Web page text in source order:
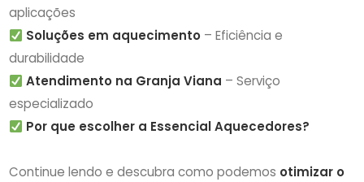
aplicações
Soluções em aquecimento – Eficiência e
durabilidade
Atendimento na Granja Viana – Serviço
especializado
Por que escolher a Essencial Aquecedores?
Continue lendo e descubra como podemos otimizar o